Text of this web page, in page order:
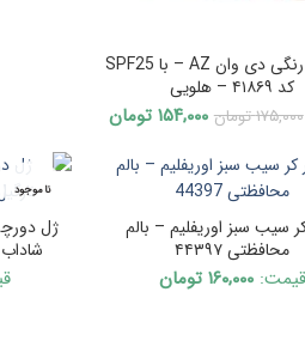
بالم لب رنگی دی وان AZ – با SPF25
کد ۴۱۸۶۹ – هلویی
۱۷۵,۰۰۰تومان Original
was:
۱۷۵,۰۰۰ تومان.
۱۵۴,۰۰۰ تومانCurrent
سیب سبز اوریفلیم – بالم
محافظتی ۴۴۳۹۷
قیمت:۱۶۰,۰۰۰ تومان
ناموجود
ژل
شاداب کننده